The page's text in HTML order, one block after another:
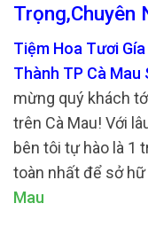
Trọng,Chuyên
Tiệm Hoa Tươi
Thành TP Cà Mau
mừng quý khách
trên Cà Mau! Với
bên tôi tự hào là 1
toàn nhất để sở
Mau